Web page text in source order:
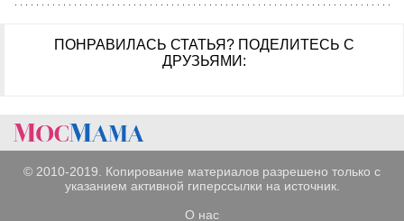
ПОНРАВИЛАСЬ СТАТЬЯ? ПОДЕЛИТЕСЬ С
ДРУЗЬЯМИ:
© 2010-2019. Копирование материалов разрешено только с
указанием активной гиперссылки на источник.
О нас